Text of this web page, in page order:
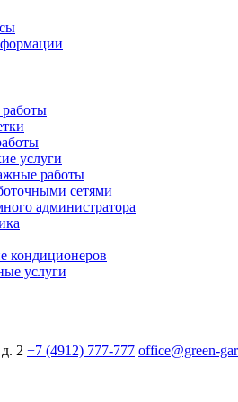
услуги
работы
сетями
администратора
кондиционеров
услуги
2 +7 (4912) 777-777 office@green-